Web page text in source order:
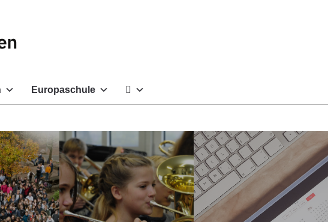
Europaschule